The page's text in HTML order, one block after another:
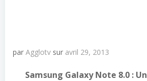
par Agglotv sur avril 29, 2013
Samsung Galaxy Note 8.0 :